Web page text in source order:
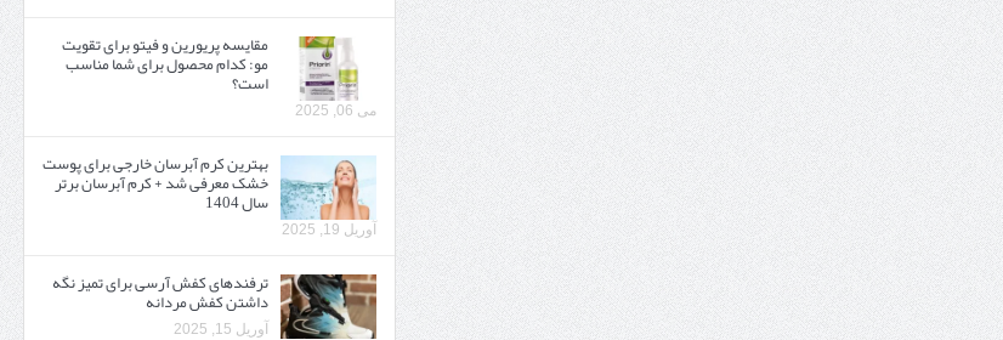
مقایسه پریورین و فیتو برای تقویت
مو: کدام محصول برای شما مناسب
است؟
می 06, 2025
بهترین کرم آبرسان خارجی برای پوست
خشک معرفی شد + کرم آبرسان برتر
سال 1404
آوریل 19, 2025
ترفندهای کفش آرسی برای تمیز نگه
داشتن کفش مردانه
آوریل 15, 2025